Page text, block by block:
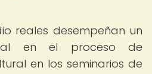
reales desempeñan un
en el proceso de
en los seminarios de